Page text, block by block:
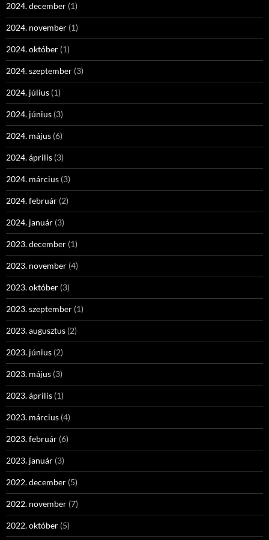
2024. december (1)
2024. november (1)
2024. október (1)
2024. szeptember (3)
2024. július (1)
2024. június (3)
2024. május (6)
2024. április (3)
2024. március (3)
2024. február (2)
2024. január (3)
2023. december (1)
2023. november (4)
2023. október (3)
2023. szeptember (1)
2023. augusztus (2)
2023. június (2)
2023. május (3)
2023. április (1)
2023. március (4)
2023. február (6)
2023. január (3)
2022. december (5)
2022. november (7)
2022. október (5)